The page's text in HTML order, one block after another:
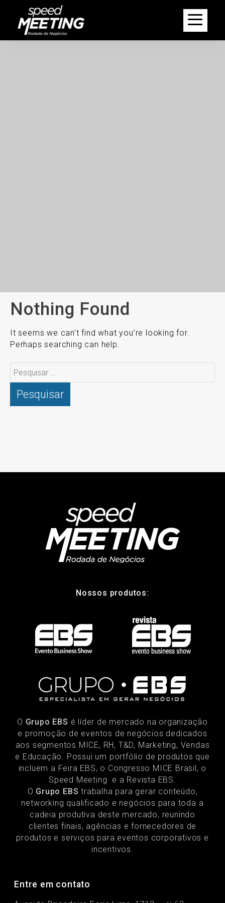
Nothing Found
It seems we can’t find what you’re looking for.
Perhaps searching can help.
Pesquisar
por:
Nossos produtos:
O Grupo EBS é líder de mercado na organização
e promoção de eventos de negócios dedicados
aos segmentos MICE, RH, T&D, Marketing, Vendas
e Educação. Possui um portfólio de produtos que
incluem a Feira EBS, o Congresso MICE Brasil, o
Speed Meeting e a Revista EBS.
O Grupo EBS trabalha para gerar conteúdo,
networking qualificado e negócios para toda a
cadeia produtiva deste mercado, reunindo
clientes finais, agências e fornecedores de
produtos e serviços para eventos corporativos e
incentivos.
Entre em contato